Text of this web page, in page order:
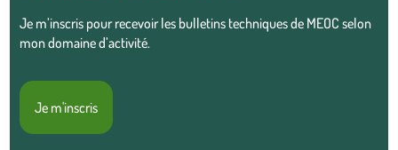
Je m’inscris pour recevoir les bulletins techniques de MEOC selon
mon domaine d’activité.
Je m'inscris